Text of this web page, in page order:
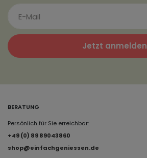
Jetzt anmelden
BERATUNG
Persönlich für Sie erreichbar:
+49 (0) 89 89043860
shop@einfachgeniessen.de